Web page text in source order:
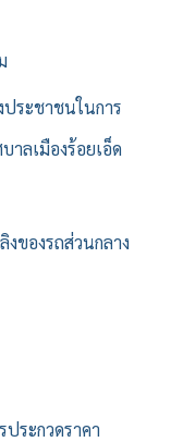
ระชาชนในการ
าลเมืองร้อยเอ็ด
ของรถส่วนกลาง
ระกวดราคา